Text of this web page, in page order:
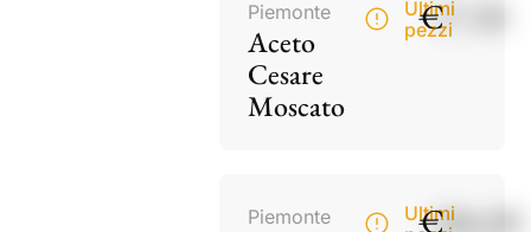
Piemonte
Aceto
Cesare
Moscato
Ultimi
pezzi
€17,50
Piemonte
Ultimi
€186,00